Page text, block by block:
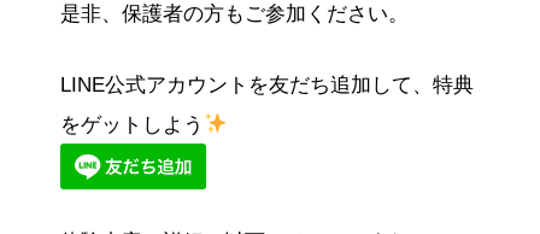
是非、保護者の方もご参加ください。
LINE公式アカウントを友だち追加して、特典
をゲットしよう